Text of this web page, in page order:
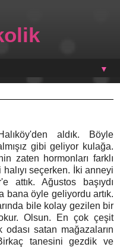
▼
aldık. Böyle
gibi geliyor kulağa.
zaten hormonları farklı
seçerken. İki anneyi
attık. Ağustos başıydı
bana öyle geliyordu artık.
bile kolay gezilen bir
Olsun. En çok çeşit
satan mağazaların
tanesini gezdik ve